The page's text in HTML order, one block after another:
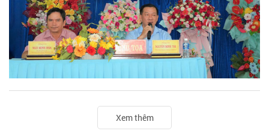
Xem thêm